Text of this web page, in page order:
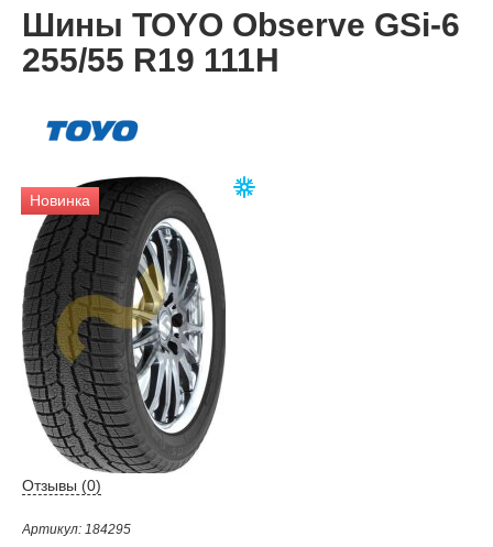
Шины TOYO Observe GSi-6
255/55 R19 111H
Новинка
Отзывы (0)
Артикул: 184295